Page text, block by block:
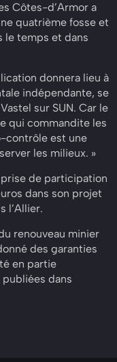
Côtes-d’Armor a
quatrième fosse et
le temps et dans
donnera lieu à
indépendante, se
sur SUN. Car le
qui commandite les
contrôle est une
les milieux. »
de participation
dans son projet
l’Allier.
renouveau minier
des garanties
en partie
dans